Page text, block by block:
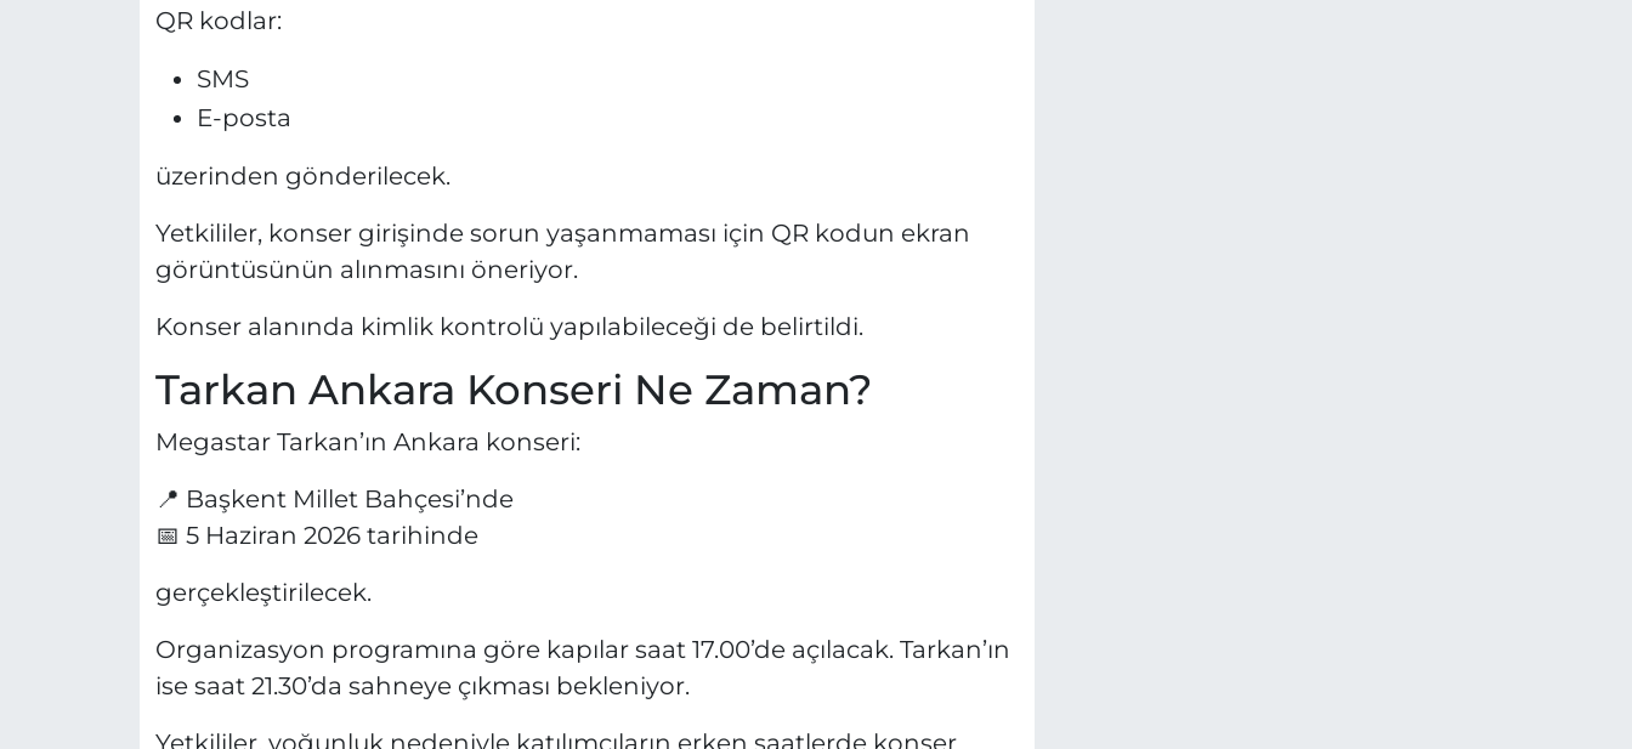
QR kodlar:
SMS
E-posta
üzerinden gönderilecek.
Yetkililer, konser girişinde sorun yaşanmaması için QR kodun ekran
görüntüsünün alınmasını öneriyor.
Konser alanında kimlik kontrolü yapılabileceği de belirtildi.
Tarkan Ankara Konseri Ne Zaman?
Megastar Tarkan’ın Ankara konseri:
📍 Başkent Millet Bahçesi’nde
📅 5 Haziran 2026 tarihinde
gerçekleştirilecek.
Organizasyon programına göre kapılar saat 17.00’de açılacak. Tarkan’ın
ise saat 21.30’da sahneye çıkması bekleniyor.